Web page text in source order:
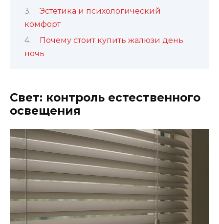
Эстетика и психологический
комфорт
Почему стоит купить жалюзи день
ночь
Свет: контроль естественного
освещения